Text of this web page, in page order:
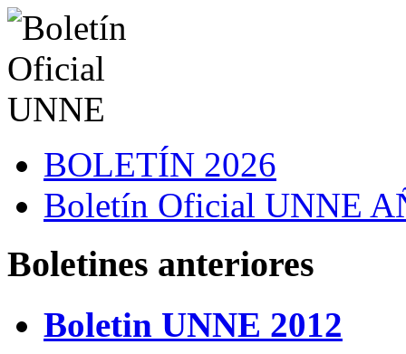
BOLETÍN 2026
Boletín Oficial UNNE
Boletines anteriores
Boletin UNNE 2012